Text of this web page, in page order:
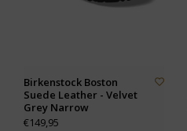
Birkenstock Boston
Suede Leather - Velvet
Grey Narrow
€149,95